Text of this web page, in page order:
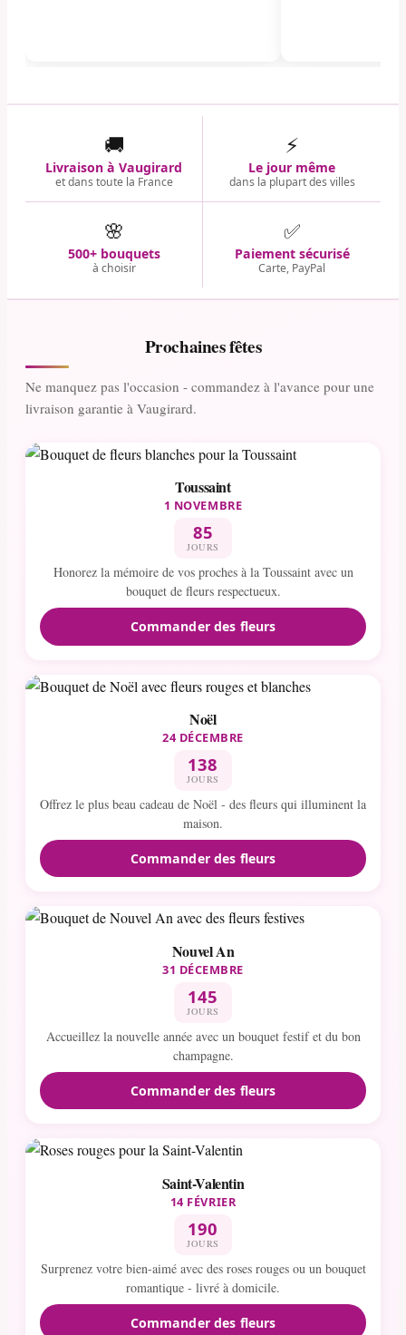
🚚
Livraison à Vaugirard
et dans toute la France
⚡
Le jour même
dans la plupart des villes
🌸
500+ bouquets
à choisir
✅
Paiement sécurisé
Carte, PayPal
Prochaines fêtes
Ne manquez pas l'occasion - commandez à l'avance pour une
livraison garantie à Vaugirard.
Toussaint
1 NOVEMBRE
85
JOURS
Honorez la mémoire de vos proches à la Toussaint avec un
bouquet de fleurs respectueux.
Commander des fleurs
Noël
24 DÉCEMBRE
138
JOURS
Offrez le plus beau cadeau de Noël - des fleurs qui illuminent la
maison.
Commander des fleurs
Nouvel An
31 DÉCEMBRE
145
JOURS
Accueillez la nouvelle année avec un bouquet festif et du bon
champagne.
Commander des fleurs
Saint-Valentin
14 FÉVRIER
190
JOURS
Surprenez votre bien-aimé avec des roses rouges ou un bouquet
romantique - livré à domicile.
Commander des fleurs